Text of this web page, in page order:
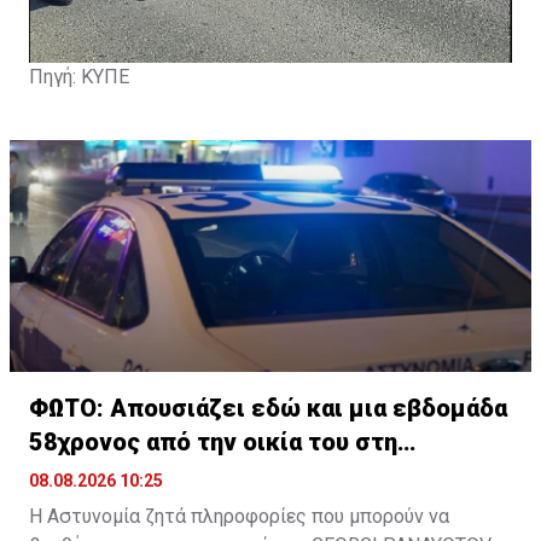
Πηγή: ΚΥΠΕ
ΦΩΤΟ: Απουσιάζει εδώ και μια εβδομάδα
58χρονος από την οικία του στη
Λευκωσία
08.08.2026 10:25
Η Αστυνομία ζητά πληροφορίες που μπορούν να